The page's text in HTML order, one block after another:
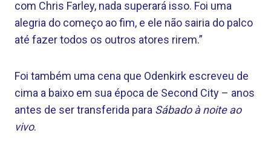
com Chris Farley, nada superará isso. Foi uma
alegria do começo ao fim, e ele não sairia do palco
até fazer todos os outros atores rirem.”
Foi também uma cena que Odenkirk escreveu de
cima a baixo em sua época de Second City – anos
antes de ser transferida para Sábado à noite ao
vivo.